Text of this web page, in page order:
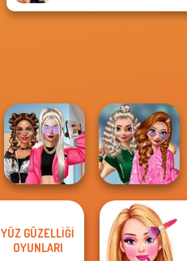
BFFs Vs Bullies:
Fashion Rival...
School
Popularity
Challenge
YÜZ GÜZELLIĞI
OYUNLARI